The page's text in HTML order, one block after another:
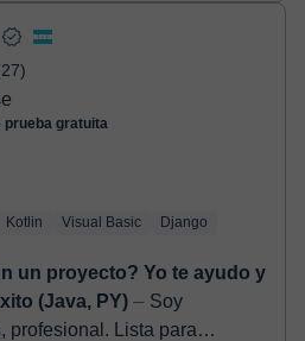
prueba gratuita
Kotlin Visual Basic Django
un proyecto? Yo te ayudo y
(Java, PY) ⏤ Soy
profesional. Lista para